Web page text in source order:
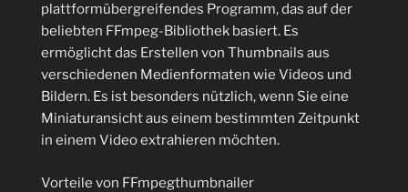
plattformübergreifendes Programm, das auf der
beliebten FFmpeg-Bibliothek basiert. Es
ermöglicht das Erstellen von Thumbnails aus
verschiedenen Medienformaten wie Videos und
Bildern. Es ist besonders nützlich, wenn Sie eine
Miniaturansicht aus einem bestimmten Zeitpunkt
in einem Video extrahieren möchten.
Vorteile von FFmpegthumbnailer